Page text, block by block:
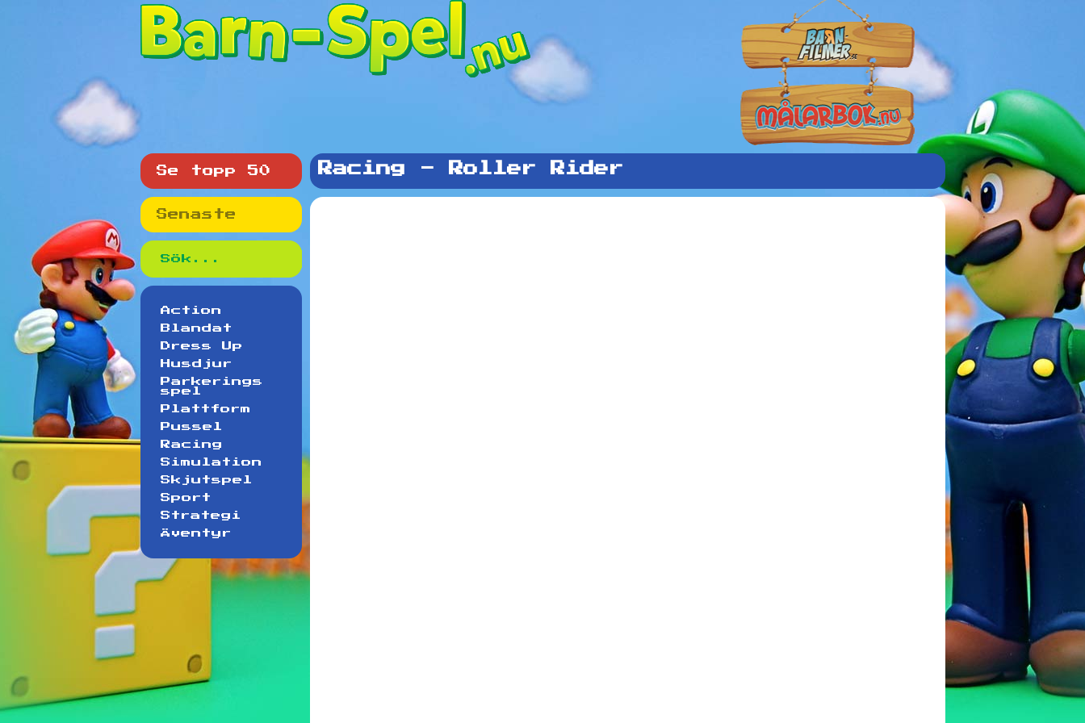
Se topp 50
Senaste
Action
Blandat
Dress Up
Husdjur
Parkerings
spel
Plattform
Pussel
Racing
Simulation
Skjutspel
Sport
Strategi
Äventyr
Racing - Roller Rider